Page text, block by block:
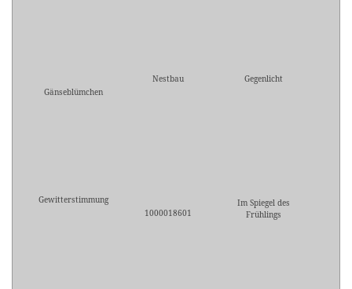
Gänseblümchen
Nestbau Gegenlicht
Gewitterstimmung
1000018601
Im Spiegel des
Frühlings